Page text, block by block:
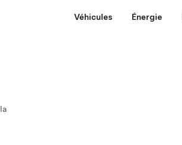
Véhicules Énergie